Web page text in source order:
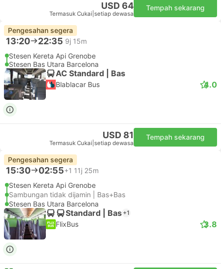
USD 64
Termasuk Cukai setiap dewasa
Tempah sekarang
Pengesahan segera
13:20 22:35 9j 15m
Stesen Kereta Api Grenobe
Stesen Bas Utara Barcelona
AC Standard | Bas
Blablacar Bus 4.0
USD 81
Termasuk Cukai setiap dewasa
Tempah sekarang
Pengesahan segera
15:30 02:55+1 11j 25m
Stesen Kereta Api Grenobe
Sambungan tidak dijamin | Bas+Bas
Stesen Bas Utara Barcelona
Standard | Bas +1
FlixBus 3.8